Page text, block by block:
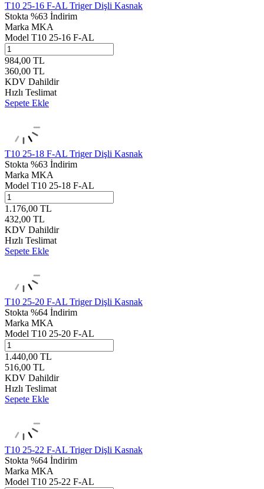
T10 25-16 F-AL Triger Dişli Kasnak
Stokta %63 İndirim
Marka MKA
Model T10 25-16 F-AL
984,00 TL
360,00 TL
KDV Dahildir
Hızlı Teslimat
Sepete Ekle
T10 25-18 F-AL Triger Dişli Kasnak
Stokta %63 İndirim
Marka MKA
Model T10 25-18 F-AL
1.176,00 TL
432,00 TL
KDV Dahildir
Hızlı Teslimat
Sepete Ekle
T10 25-20 F-AL Triger Dişli Kasnak
Stokta %64 İndirim
Marka MKA
Model T10 25-20 F-AL
1.440,00 TL
516,00 TL
KDV Dahildir
Hızlı Teslimat
Sepete Ekle
T10 25-22 F-AL Triger Dişli Kasnak
Stokta %64 İndirim
Marka MKA
Model T10 25-22 F-AL